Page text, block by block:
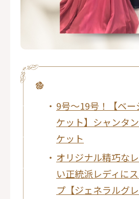
9号～19号！【ベー
ケット】シャンタ
ケット
オリジナル精巧な
い正統派レディに
プ【ジェネラルグ